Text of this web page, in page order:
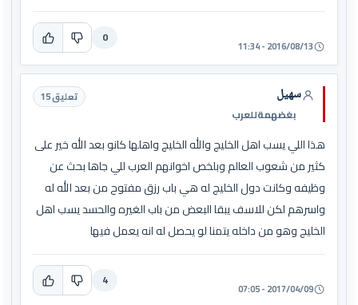
2016/08/13 - 11:34
0
سهيل
بغضهمةللعرب
تعليق 15
هذا اللي يسب اهل الخليج والله الخليج واهلها كانو بعد الله خير على
كثير من شعوب العالم وبلخص اخوانهم العرب للي جاها بحث عن
وظيفه وكانت دول الخليج له هي باب رزق مفتوح من بعد الله له
واسرهم لكن للاسف يبقا البعض من باب الغيره والحسد يسب اهل
الخليج وهو من داخله يتمنا لو يحصل له انه يعمل فيها
2017/04/09 - 07:05
4